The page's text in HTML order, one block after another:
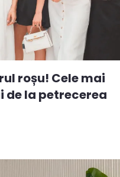
roșu! Cele mai
la petrecerea